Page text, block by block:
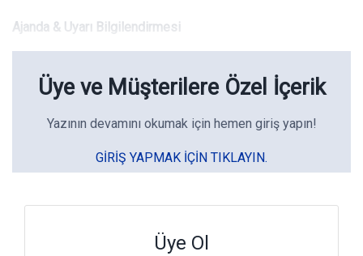
Ajanda & Uyarı Bilgilendirmesi
Üye ve Müşterilere Özel İçerik
Yazının devamını okumak için hemen giriş yapın!
GIRIŞ YAPMAK IÇIN TIKLAYIN.
Üye Ol